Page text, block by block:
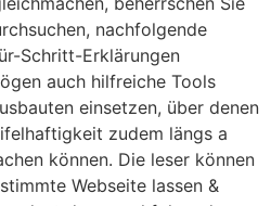
nachfolgende
Schritt-Erklärungen
auch hilfreiche Tools
einsetzen, über denen
zudem längs a
können. Die leser können
Webseite lassen &